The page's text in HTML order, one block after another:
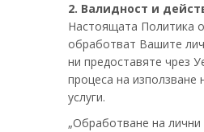
2. Валидност и
Настоящата Политика
обработват Вашите
ни предоставяте чрез
процеса на използване
услуги.
„Обработване на лични